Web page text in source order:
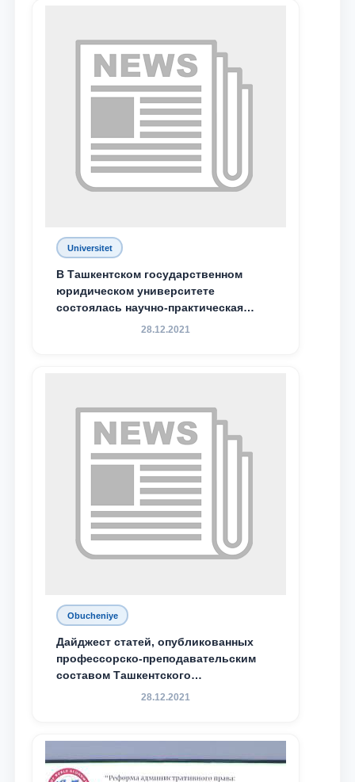
Ваше имя и фамилия
Ваш номер телефона
Universitet
В Ташкентском государственном
юридическом университете
состоялась научно-практическая
конференция магистрантов
28.12.2021
Obucheniye
Дайджест статей, опубликованных
профессорско-преподавательским
составом Ташкентского
государственного юридического
доведения до международного
сообщества результатов реформ и
исследований в сфере
28.12.2021